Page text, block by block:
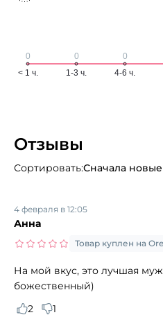
Отзывы
Сортировать:Сначала новые
Анна
4 февраля в 12:05
Товар куплен на
На мой вкус, это лучшая
божественный)
2
1